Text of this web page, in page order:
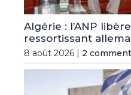
Algérie : l’ANP
ressortissant
8 août 2026 | 2